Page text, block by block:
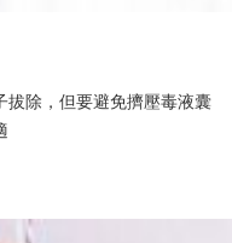
拔除，但要避免擠壓毒液囊